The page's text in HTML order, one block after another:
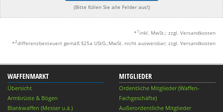
(Bitte füllen Sie alle Felder aus!)
* 1 inkl. MwSt.; zzgl. Versandkosten
*2differenzbesteuert gemäß §25a UStG.;MwSt. nicht ausweisbar; zzgl. Versandkosten
WAFFENMARKT
Übersicht
Armbrüste & Bögen
Blankwaffen (Messer u.ä.)
MITGLIEDER
Ordentliche Mitglieder (Waffen-
Fachgeschäfte)
Außerordentliche Mitglieder